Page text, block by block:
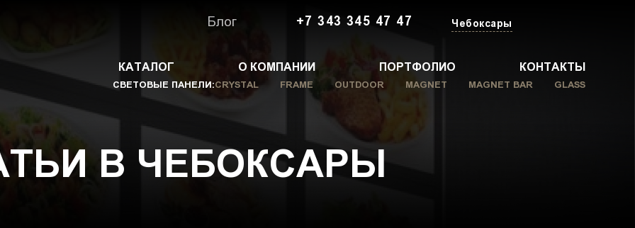
Блог +7 343 345 47 47 Чебоксары
КАТАЛОГ О КОМПАНИИ ПОРТФОЛИО КОНТАКТЫ
СВЕТОВЫЕ ПАНЕЛИ:CRYSTAL FRAME OUTDOOR MAGNET MAGNET BAR GLASS
В ЧЕБОКСАРЫ